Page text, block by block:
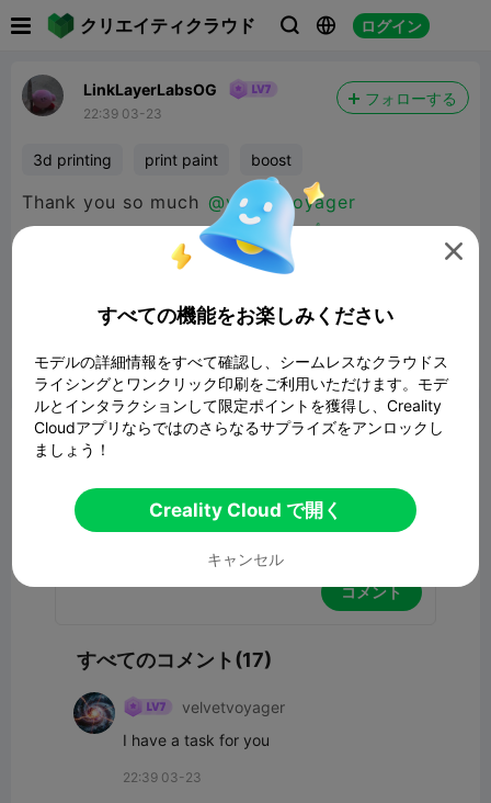
クリエイティクラウド   ログイン
LinkLayerLabsOG
22:39 03-23
フォローする
3d printing print paint boost
Thank you so much @velvetvoyager
@WAFFLES🧇🧇🧇🧇🧇🧇🧇🧇🧇🧇👍
@Millin3dStudiofor the boosts!! 4 in a week is
to boost you back when I get more tickets 😊
報告 10  17
コメント
コメント
すべてのコメント(17)
velvetvoyager
I have a task for you
22:39 03-23

すべての機能をお楽しみください
モデルの詳細情報をすべて確認し、シームレスなクラウドス
ライシングとワンクリック印刷をご利用いただけます。モデ
ルとインタラクションして限定ポイントを獲得し、Creality
Cloudアプリならではのさらなるサプライズをアンロックし
ましょう！
Creality Cloud で開く
キャンセル